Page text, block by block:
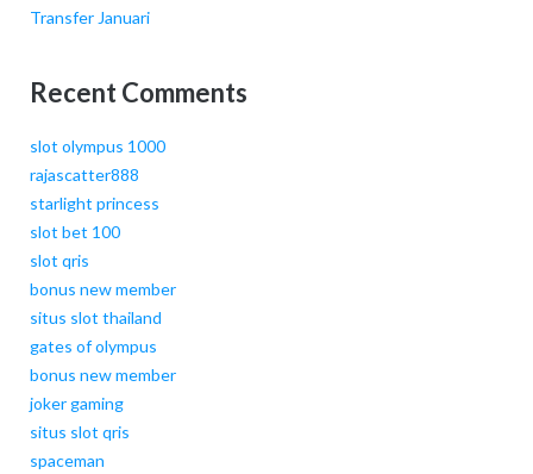
Transfer Januari
Recent Comments
slot olympus 1000
rajascatter888
starlight princess
slot bet 100
slot qris
bonus new member
situs slot thailand
gates of olympus
bonus new member
joker gaming
situs slot qris
spaceman